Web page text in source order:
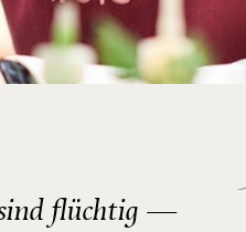
sind flüchtig —